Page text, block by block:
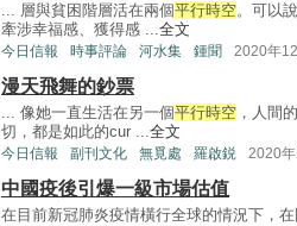
... 層與貧困階層活在兩個平行時空。可以
牽涉幸福感、獲得感 ...全文
今日信報 時事評論 河水集 鍾聞 2020年
漫天飛舞的鈔票
... 像她一直生活在另一個平行時空 ，人間
切，都是如此的cur ...全文
今日信報 副刊文化 無覓處 羅啟鋭 2020
中國疫後引爆一級市場估值
在目前新冠肺炎疫情橫行全球的情況下，